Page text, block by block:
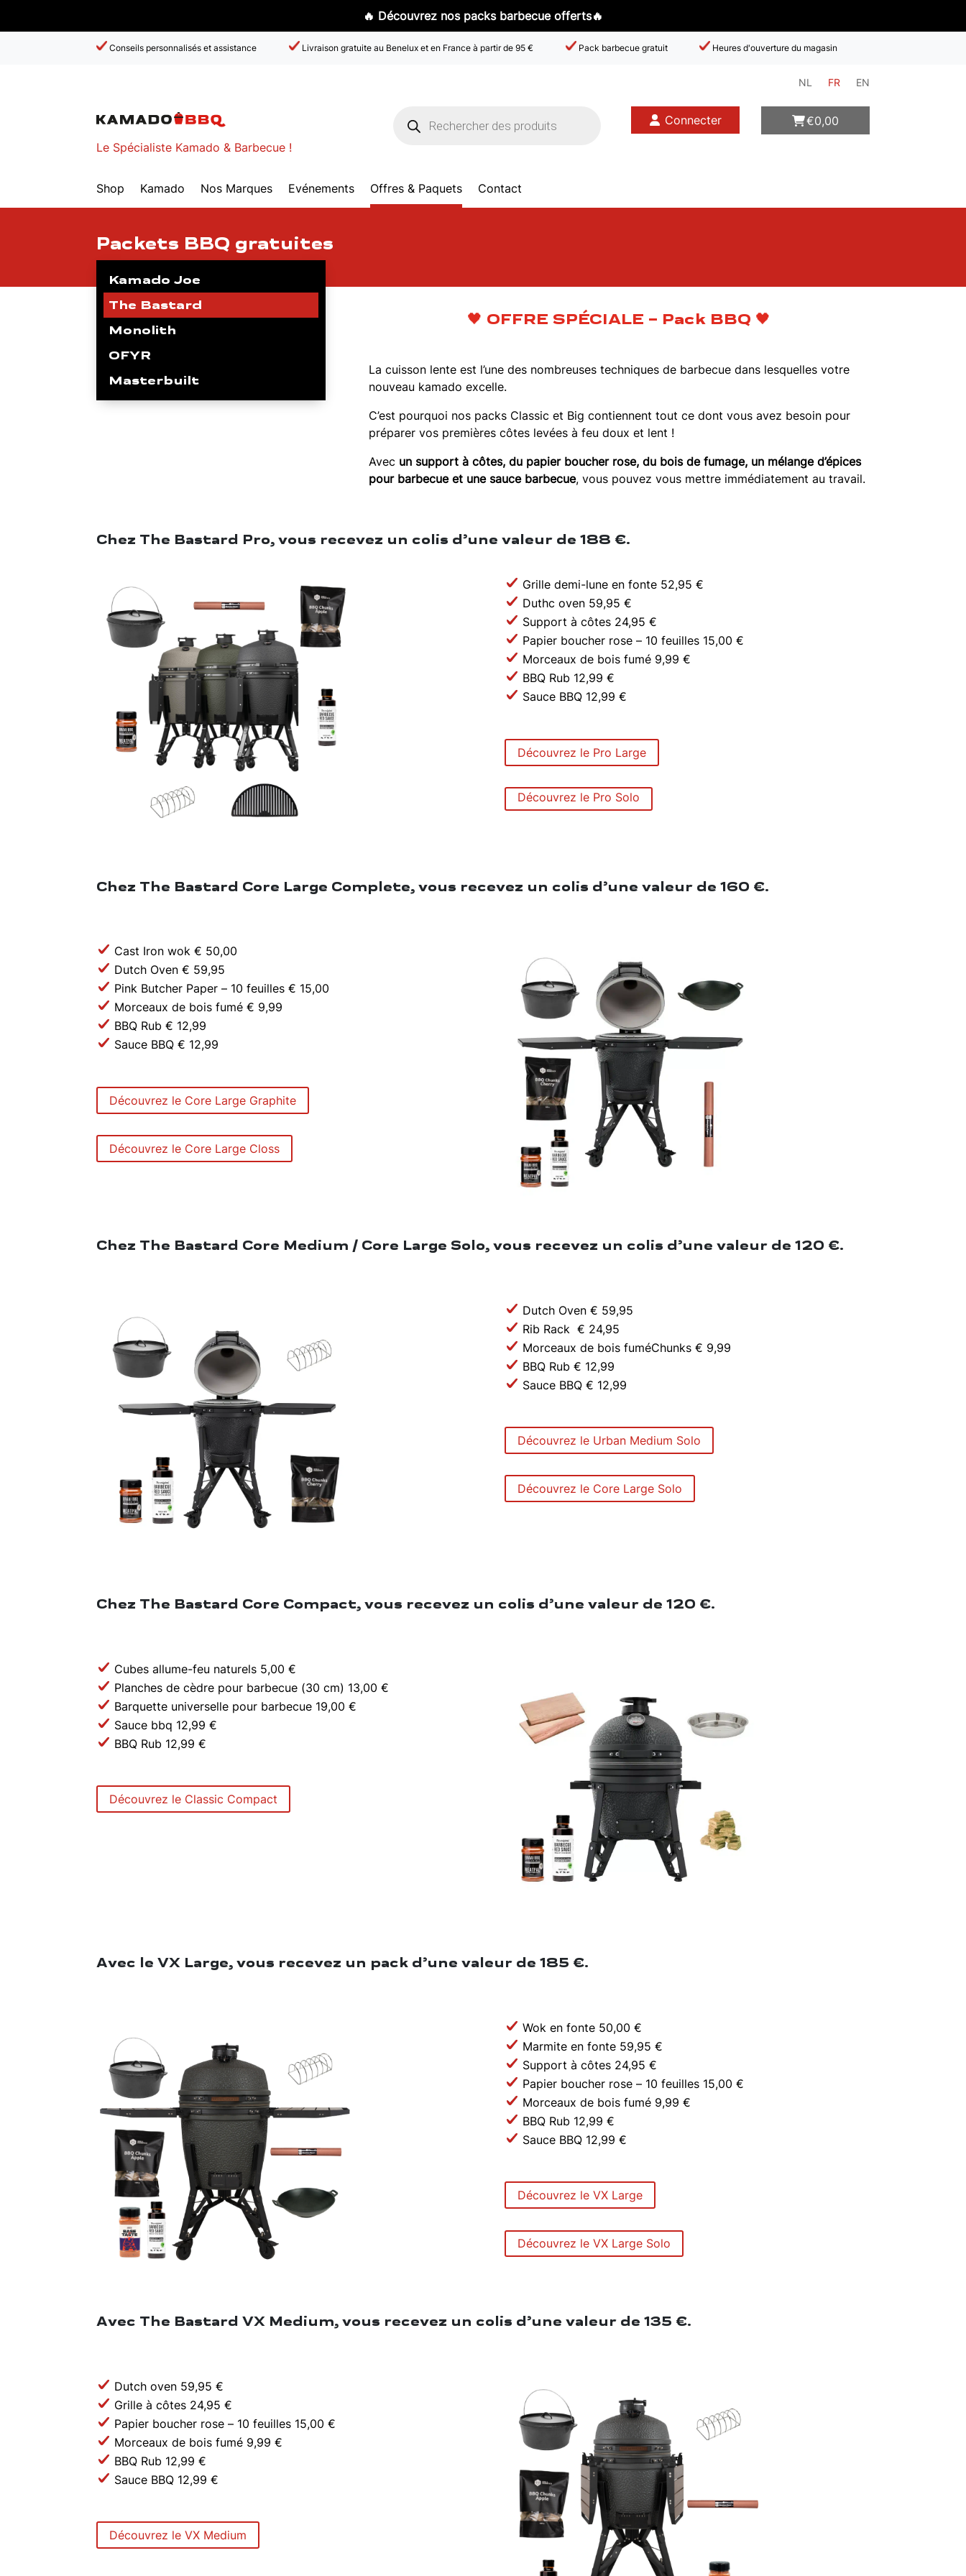
🔥 Découvrez nos packs barbecue offerts🔥
Conseils personnalisés et assistance Livraison gratuite au Benelux et en France à partir de 95 € Pack barbecue gratuit Heures d'ouverture du magasin
NL FR EN
Le Spécialiste Kamado & Barbecue !
search
Connecter €0,00
Shop Kamado Nos Marques Evénements Offres & Paquets Contact
Packets BBQ gratuites
Kamado Joe
The Bastard
Monolith
OFYR
Masterbuilt
🖤 OFFRE SPÉCIALE - Pack BBQ 🖤
La cuisson lente est l’une des nombreuses techniques de barbecue dans lesquelles votre
nouveau kamado excelle.
C’est pourquoi nos packs Classic et Big contiennent tout ce dont vous avez besoin pour
préparer vos premières côtes levées à feu doux et lent !
Avec un support à côtes, du papier boucher rose, du bois de fumage, un mélange d’épices
pour barbecue et une sauce barbecue, vous pouvez vous mettre immédiatement au travail.
Chez The Bastard Pro, vous recevez un colis d’une valeur de 188 €.
Grille demi-lune en fonte 52,95 €
Duthc oven 59,95 €
Support à côtes 24,95 €
Papier boucher rose – 10 feuilles 15,00 €
Morceaux de bois fumé 9,99 €
BBQ Rub 12,99 €
Sauce BBQ 12,99 €
Découvrez le Pro Large
Découvrez le Pro Solo
Chez The Bastard Core Large Complete, vous recevez un colis d’une valeur de 160 €.
Cast Iron wok € 50,00
Dutch Oven € 59,95
Pink Butcher Paper – 10 feuilles € 15,00
Morceaux de bois fumé € 9,99
BBQ Rub € 12,99
Sauce BBQ € 12,99
Découvrez le Core Large Graphite
Découvrez le Core Large Closs
Chez The Bastard Core Medium / Core Large Solo, vous recevez un colis d’une valeur de 120 €.
Dutch Oven € 59,95
Rib Rack € 24,95
Morceaux de bois fuméChunks € 9,99
BBQ Rub € 12,99
Sauce BBQ € 12,99
Découvrez le Urban Medium Solo
Découvrez le Core Large Solo
Chez The Bastard Core Compact, vous recevez un colis d’une valeur de 120 €.
Cubes allume-feu naturels 5,00 €
Planches de cèdre pour barbecue (30 cm) 13,00 €
Barquette universelle pour barbecue 19,00 €
Sauce bbq 12,99 €
BBQ Rub 12,99 €
Découvrez le Classic Compact
Avec le VX Large, vous recevez un pack d’une valeur de 185 €.
Wok en fonte 50,00 €
Marmite en fonte 59,95 €
Support à côtes 24,95 €
Papier boucher rose – 10 feuilles 15,00 €
Morceaux de bois fumé 9,99 €
BBQ Rub 12,99 €
Sauce BBQ 12,99 €
Découvrez le VX Large
Découvrez le VX Large Solo
Avec The Bastard VX Medium, vous recevez un colis d’une valeur de 135 €.
Dutch oven 59,95 €
Grille à côtes 24,95 €
Papier boucher rose – 10 feuilles 15,00 €
Morceaux de bois fumé 9,99 €
BBQ Rub 12,99 €
Sauce BBQ 12,99 €
Découvrez le VX Medium